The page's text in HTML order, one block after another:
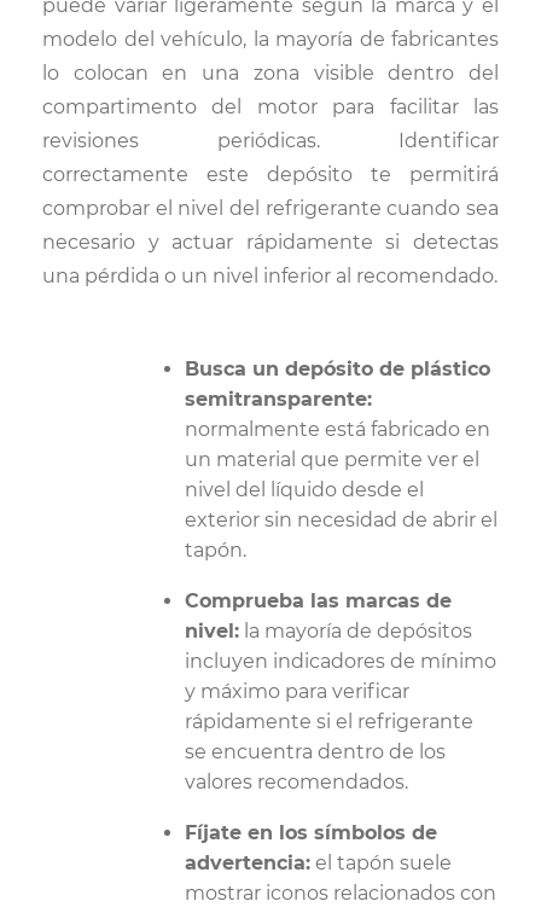
puede variar ligeramente según la marca y el
modelo del vehículo, la mayoría de fabricantes
lo colocan en una zona visible dentro del
compartimento del motor para facilitar las
revisiones periódicas. Identificar
correctamente este depósito te permitirá
comprobar el nivel del refrigerante cuando sea
necesario y actuar rápidamente si detectas
una pérdida o un nivel inferior al recomendado.
Busca un depósito de plástico
semitransparente:
normalmente está fabricado en
un material que permite ver el
nivel del líquido desde el
exterior sin necesidad de abrir el
tapón.
Comprueba las marcas de
nivel: la mayoría de depósitos
incluyen indicadores de mínimo
y máximo para verificar
rápidamente si el refrigerante
se encuentra dentro de los
valores recomendados.
Fíjate en los símbolos de
advertencia: el tapón suele
mostrar iconos relacionados con